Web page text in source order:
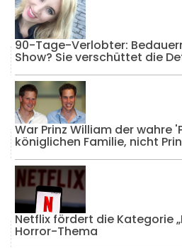
90-Tage-Verlobter:
Show? Sie verschüttet die
War Prinz William der wahre
königlichen Familie, nicht
Netflix fördert die Kategorie
Horror-Thema